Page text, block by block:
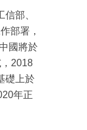
部、
部署，
國將於
2018
礎上於
年正